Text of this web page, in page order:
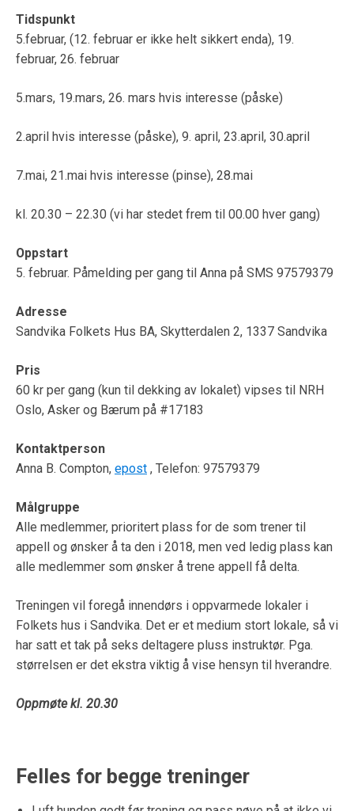
Tidspunkt
5.februar, (12. februar er ikke helt sikkert enda), 19.
februar, 26. februar
5.mars, 19.mars, 26. mars hvis interesse (påske)
2.april hvis interesse (påske), 9. april, 23.april, 30.april
7.mai, 21.mai hvis interesse (pinse), 28.mai
kl. 20.30 – 22.30 (vi har stedet frem til 00.00 hver gang)
Oppstart
5. februar. Påmelding per gang til Anna på SMS 97579379
Adresse
Sandvika Folkets Hus BA, Skytterdalen 2, 1337 Sandvika
Pris
60 kr per gang (kun til dekking av lokalet) vipses til NRH
Oslo, Asker og Bærum på #17183
Kontaktperson
Anna B. Compton, epost , Telefon: 97579379
Målgruppe
Alle medlemmer, prioritert plass for de som trener til
appell og ønsker å ta den i 2018, men ved ledig plass kan
alle medlemmer som ønsker å trene appell få delta.
Treningen vil foregå innendørs i oppvarmede lokaler i
Folkets hus i Sandvika. Det er et medium stort lokale, så vi
har satt et tak på seks deltagere pluss instruktør. Pga.
størrelsen er det ekstra viktig å vise hensyn til hverandre.
Oppmøte kl. 20.30
Felles for begge treninger